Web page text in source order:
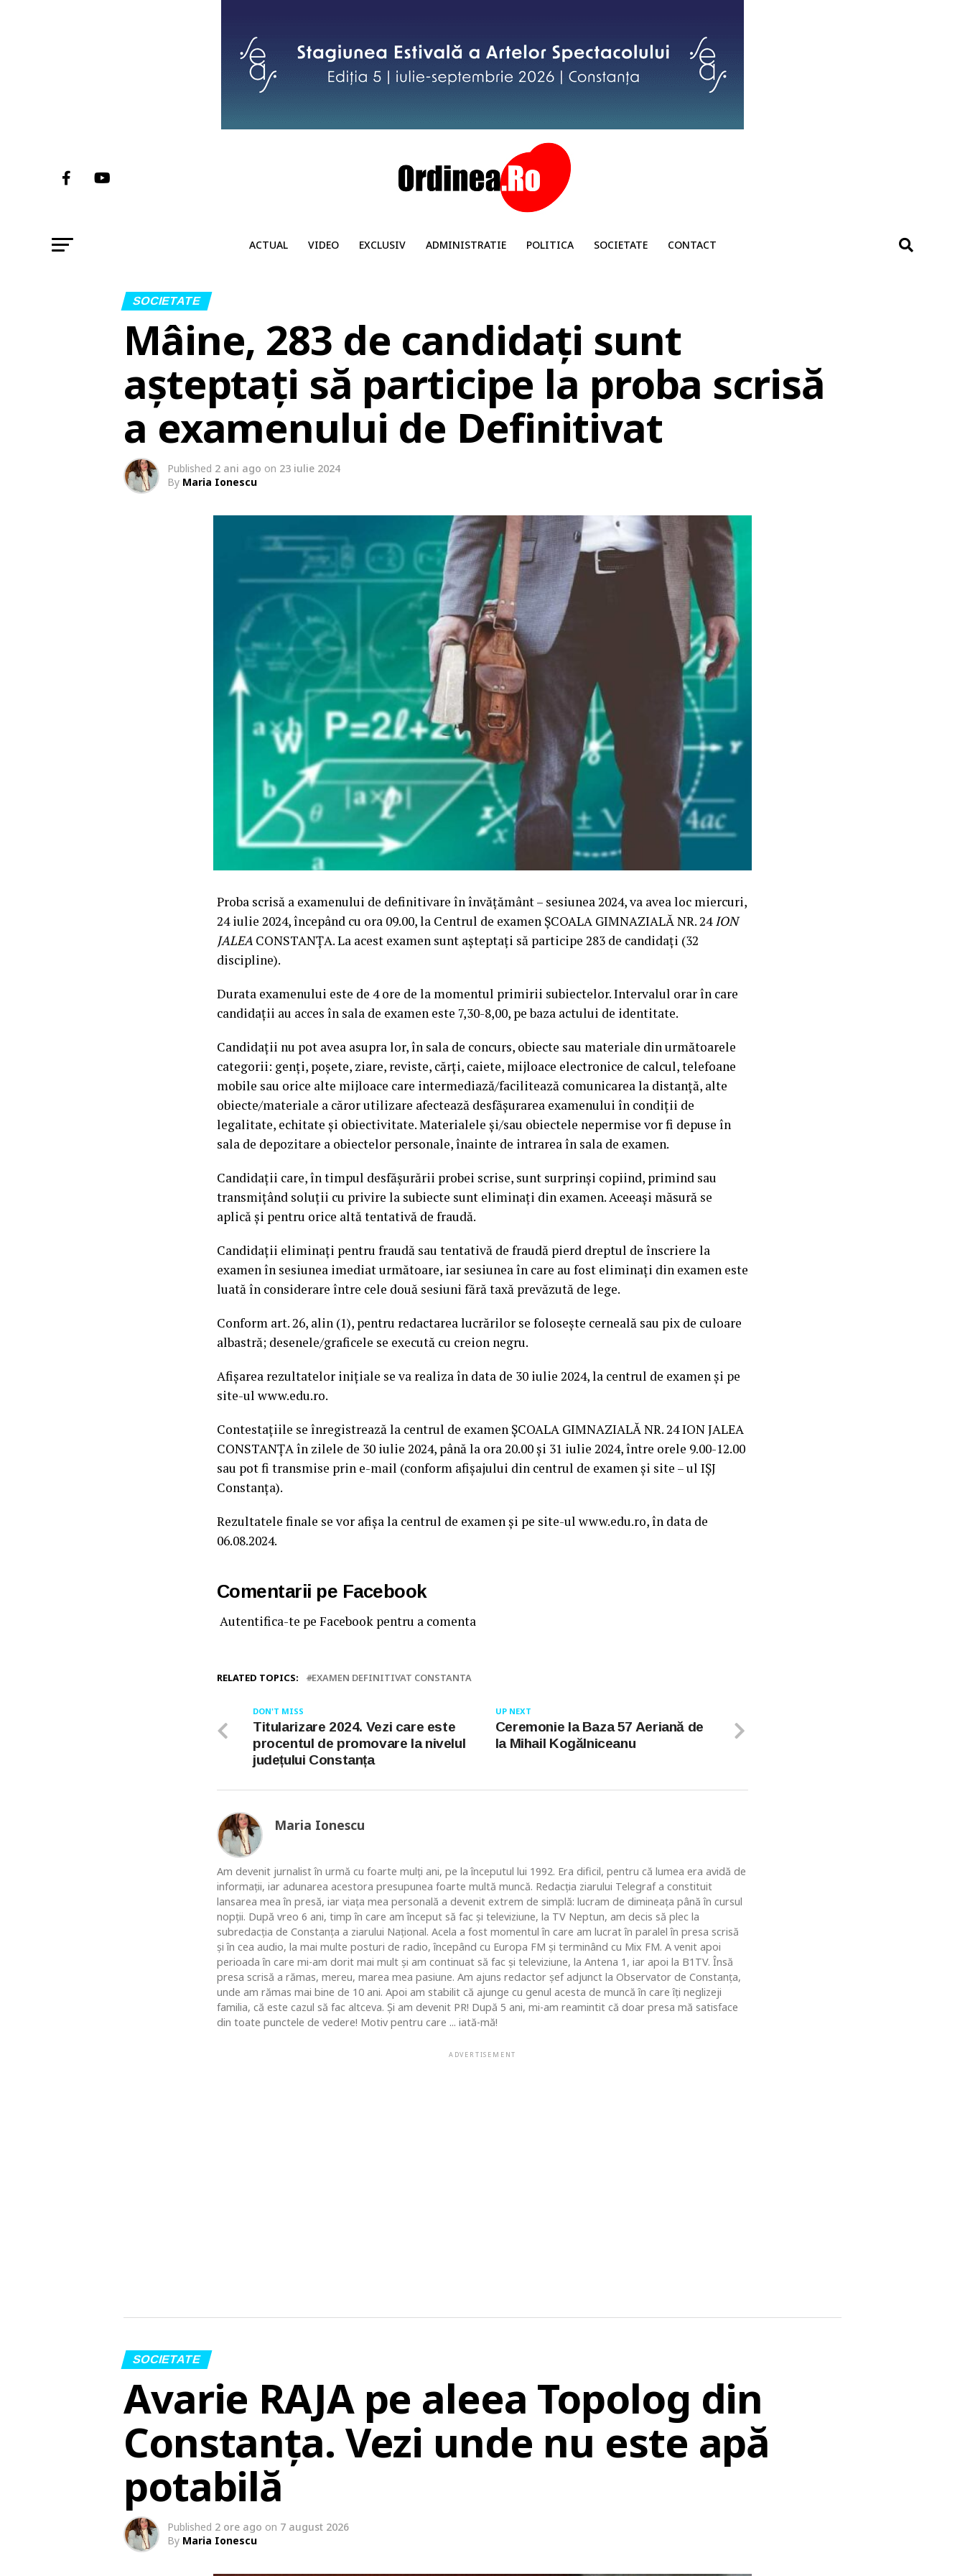
ACTUAL VIDEO EXCLUSIV ADMINISTRATIE POLITICA SOCIETATE CONTACT
SOCIETATE
Mâine, 283 de candidați sunt
așteptați să participe la proba scrisă
a examenului de Definitivat
Published 2 ani ago on 23 iulie 2024
By Maria Ionescu
Proba scrisă a examenului de definitivare în învățământ – sesiunea 2024, va avea loc miercuri,
24 iulie 2024, începând cu ora 09.00, la Centrul de examen ȘCOALA GIMNAZIALĂ NR. 24 ION
JALEA CONSTANȚA. La acest examen sunt așteptați să participe 283 de candidați (32
discipline).
Durata examenului este de 4 ore de la momentul primirii subiectelor. Intervalul orar în care
candidații au acces în sala de examen este 7,30-8,00, pe baza actului de identitate.
Candidaţii nu pot avea asupra lor, în sala de concurs, obiecte sau materiale din următoarele
categorii: genţi, poşete, ziare, reviste, cărţi, caiete, mijloace electronice de calcul, telefoane
mobile sau orice alte mijloace care intermediază/facilitează comunicarea la distanţă, alte
obiecte/materiale a căror utilizare afectează desfăşurarea examenului în condiţii de
legalitate, echitate şi obiectivitate. Materialele şi/sau obiectele nepermise vor fi depuse în
sala de depozitare a obiectelor personale, înainte de intrarea în sala de examen.
Candidații care, în timpul desfășurării probei scrise, sunt surprinși copiind, primind sau
transmițând soluții cu privire la subiecte sunt eliminați din examen. Aceeași măsură se
aplică și pentru orice altă tentativă de fraudă.
Candidații eliminați pentru fraudă sau tentativă de fraudă pierd dreptul de înscriere la
examen în sesiunea imediat următoare, iar sesiunea în care au fost eliminați din examen este
luată în considerare între cele două sesiuni fără taxă prevăzută de lege.
Conform art. 26, alin (1), pentru redactarea lucrărilor se foloseşte cerneală sau pix de culoare
albastră; desenele/graficele se execută cu creion negru.
Afișarea rezultatelor inițiale se va realiza în data de 30 iulie 2024, la centrul de examen și pe
site-ul www.edu.ro.
Contestațiile se înregistrează la centrul de examen ȘCOALA GIMNAZIALĂ NR. 24 ION JALEA
CONSTANȚA în zilele de 30 iulie 2024, până la ora 20.00 și 31 iulie 2024, între orele 9.00-12.00
sau pot fi transmise prin e-mail (conform afișajului din centrul de examen și site – ul IȘJ
Constanța).
Rezultatele finale se vor afișa la centrul de examen și pe site-ul www.edu.ro, în data de
06.08.2024.
Comentarii pe Facebook
Autentifica-te pe Facebook pentru a comenta
RELATED TOPICS: EXAMEN DEFINITIVAT CONSTANTA
UP NEXT
Ceremonie la Baza 57 Aeriană de
la Mihail Kogălniceanu
DON'T MISS
Titularizare 2024. Vezi care este
procentul de promovare la nivelul
județului Constanța
Maria Ionescu
Am devenit jurnalist în urmă cu foarte mulţi ani, pe la începutul lui 1992. Era dificil, pentru că lumea era avidă de
informaţii, iar adunarea acestora presupunea foarte multă muncă. Redacţia ziarului Telegraf a constituit
lansarea mea în presă, iar viaţa mea personală a devenit extrem de simplă: lucram de dimineaţa până în cursul
nopţii. După vreo 6 ani, timp în care am început să fac şi televiziune, la TV Neptun, am decis să plec la
subredacţia de Constanţa a ziarului Naţional. Acela a fost momentul în care am lucrat în paralel în presa scrisă
şi în cea audio, la mai multe posturi de radio, începând cu Europa FM şi terminând cu Mix FM. A venit apoi
perioada în care mi-am dorit mai mult şi am continuat să fac şi televiziune, la Antena 1, iar apoi la B1TV. Însă
presa scrisă a rămas, mereu, marea mea pasiune. Am ajuns redactor şef adjunct la Observator de Constanţa,
unde am rămas mai bine de 10 ani. Apoi am stabilit că ajunge cu genul acesta de muncă în care îţi neglizeji
familia, că este cazul să fac altceva. Şi am devenit PR! După 5 ani, mi-am reamintit că doar presa mă satisface
din toate punctele de vedere! Motiv pentru care ... iată-mă!
ADVERTISEMENT
SOCIETATE
Avarie RAJA pe aleea Topolog din
Constanța. Vezi unde nu este apă
potabilă
Published 2 ore ago on 7 august 2026
By Maria Ionescu